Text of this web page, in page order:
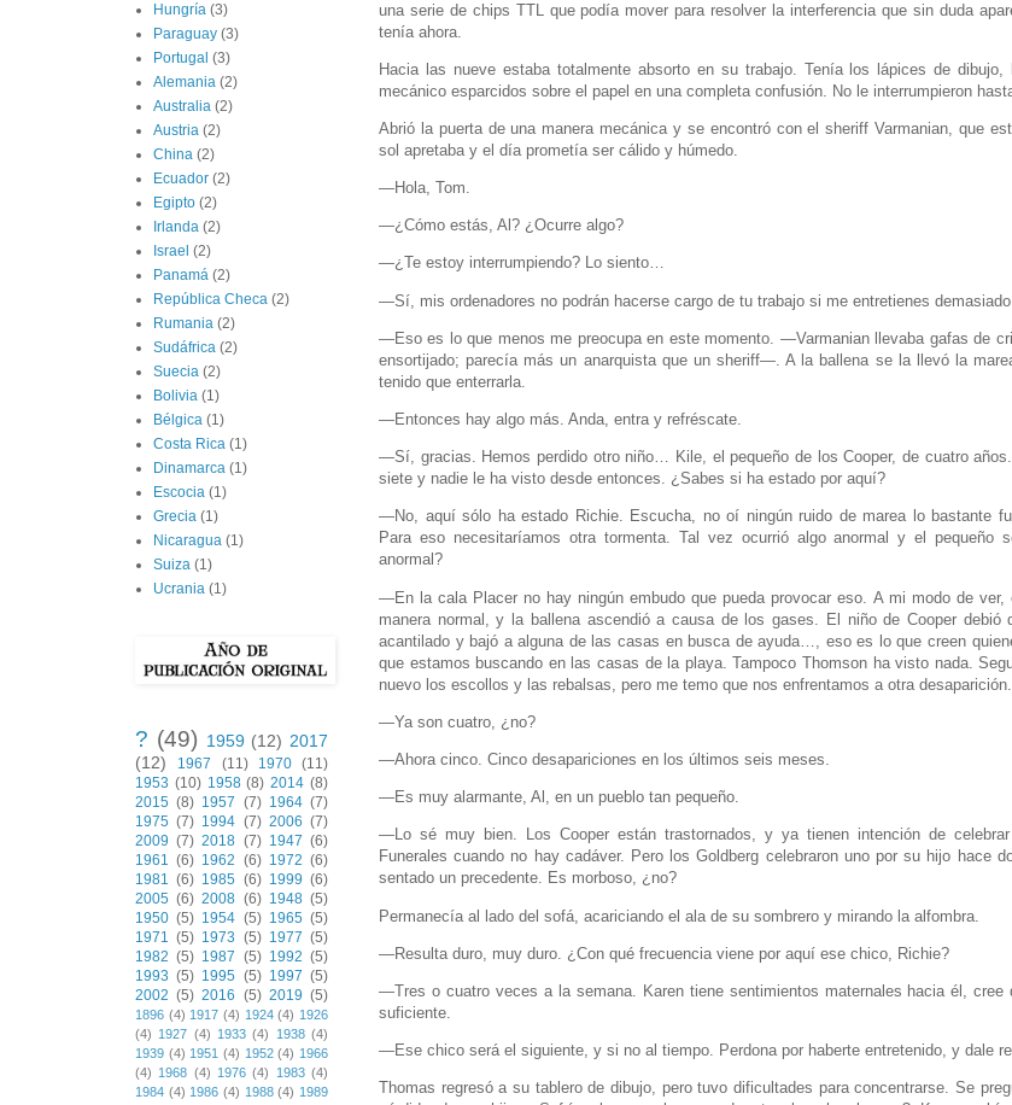
una serie de chips TTL que podía mover para resolver la interferencia que sin duda
tenía ahora.
Hacia las nueve estaba totalmente absorto en su trabajo. Tenía los lápices de
mecánico esparcidos sobre el papel en una completa confusión. No le interrumpieron
Abrió la puerta de una manera mecánica y se encontró con el sheriff Varmanian, que
sol apretaba y el día prometía ser cálido y húmedo.
—Hola, Tom.
—¿Cómo estás, Al? ¿Ocurre algo?
—¿Te estoy interrumpiendo? Lo siento…
—Sí, mis ordenadores no podrán hacerse cargo de tu trabajo si me entretienes
—Eso es lo que menos me preocupa en este momento. —Varmanian llevaba gafas de
ensortijado; parecía más un anarquista que un sheriff—. A la ballena se la llevó la
tenido que enterrarla.
—Entonces hay algo más. Anda, entra y refréscate.
—Sí, gracias. Hemos perdido otro niño… Kile, el pequeño de los Cooper, de cuatro
siete y nadie le ha visto desde entonces. ¿Sabes si ha estado por aquí?
—No, aquí sólo ha estado Richie. Escucha, no oí ningún ruido de marea lo bastante
Para eso necesitaríamos otra tormenta. Tal vez ocurrió algo anormal y el pequeño
anormal?
—En la cala Placer no hay ningún embudo que pueda provocar eso. A mi modo de
manera normal, y la ballena ascendió a causa de los gases. El niño de Cooper debió
acantilado y bajó a alguna de las casas en busca de ayuda…, eso es lo que creen
que estamos buscando en las casas de la playa. Tampoco Thomson ha visto nada.
nuevo los escollos y las rebalsas, pero me temo que nos enfrentamos a otra
—Ya son cuatro, ¿no?
—Ahora cinco. Cinco desapariciones en los últimos seis meses.
—Es muy alarmante, Al, en un pueblo tan pequeño.
—Lo sé muy bien. Los Cooper están trastornados, y ya tienen intención de
Funerales cuando no hay cadáver. Pero los Goldberg celebraron uno por su hijo hace
sentado un precedente. Es morboso, ¿no?
Permanecía al lado del sofá, acariciando el ala de su sombrero y mirando la alfombra.
—Resulta duro, muy duro. ¿Con qué frecuencia viene por aquí ese chico, Richie?
—Tres o cuatro veces a la semana. Karen tiene sentimientos maternales hacia él, cree
suficiente.
—Ese chico será el siguiente, y si no al tiempo. Perdona por haberte entretenido, y dale
Thomas regresó a su tablero de dibujo, pero tuvo dificultades para concentrarse. Se
Hungría (3)
Paraguay (3)
Portugal (3)
Alemania (2)
Australia (2)
Austria (2)
China (2)
Ecuador (2)
Egipto (2)
Irlanda (2)
Israel (2)
Panamá (2)
República Checa (2)
Rumania (2)
Sudáfrica (2)
Suecia (2)
Bolivia (1)
Bélgica (1)
Costa Rica (1)
Dinamarca (1)
Escocia (1)
Grecia (1)
Nicaragua (1)
Suiza (1)
Ucrania (1)
? (49) 1959 (12) 2017
(12)
1967 (11) 1970 (11)
1953 (10) 1958 (8) 2014 (8)
2015 (8) 1957 (7) 1964 (7)
1975 (7) 1994 (7) 2006 (7)
2009 (7) 2018 (7) 1947 (6)
1961 (6) 1962 (6) 1972 (6)
1981 (6) 1985 (6) 1999 (6)
2005 (6) 2008 (6) 1948 (5)
1950 (5) 1954 (5) 1965 (5)
1971 (5) 1973 (5) 1977 (5)
1982 (5) 1987 (5) 1992 (5)
1993 (5) 1995 (5) 1997 (5)
2002 (5) 2016 (5) 2019 (5)
1896 (4) 1917 (4) 1924 (4) 1926
(4) 1927 (4) 1933 (4) 1938 (4)
1939 (4) 1951 (4) 1952 (4) 1966
(4) 1968 (4) 1976 (4) 1983 (4)
1984 (4) 1986 (4) 1988 (4) 1989